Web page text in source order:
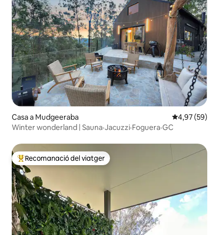
Casa a Mudgeeraba 4,97 de
4,97 (59)
Winter wonderland | Sauna·Jacuzzi·Foguera·GC
Principals recomanacions dels viatgers
Recomanació del viatger